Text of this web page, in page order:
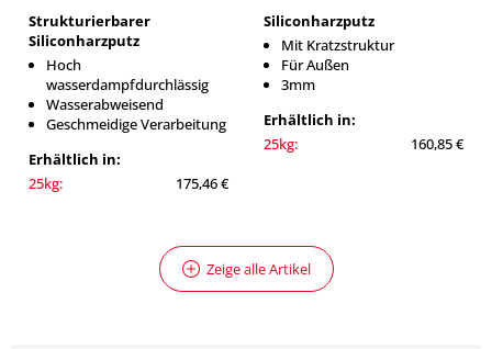
Strukturierbarer
Siliconharzputz
Hoch
wasserdampfdurchlässig
Wasserabweisend
Geschmeidige Verarbeitung
Erhältlich in:
25kg:
175,46 €
Siliconharzputz
Mit Kratzstruktur
Für Außen
3mm
Erhältlich in:
25kg:
160,85 €
Zeige alle Artikel